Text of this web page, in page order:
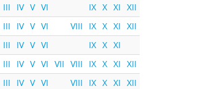
III IV V VI IX X XI XII
III IV V VI VIII IX X XI XII
III IV V VI IX X XI
III IV V VI VII VIII IX X XI XII
III IV V VI VIII IX X XI XII